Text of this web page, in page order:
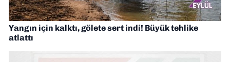
Yangın için kalktı, gölete sert indi! Büyük tehlike
atlattı